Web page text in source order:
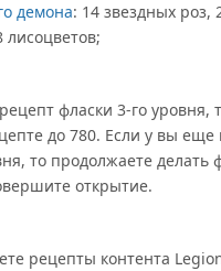
демона: 14 звездных роз,
лисоцветов;
фласки 3-го уровня,
до 780. Если у вы еще
то продолжаете делать
открытие.
рецепты контента